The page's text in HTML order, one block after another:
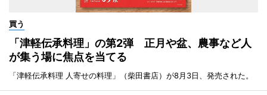
買う
「津軽伝承料理」の第2弾 正月や盆、農事など人
が集う場に焦点を当てる
「津軽伝承料理 人寄せの料理」（柴田書店）が8月3日、発売された。